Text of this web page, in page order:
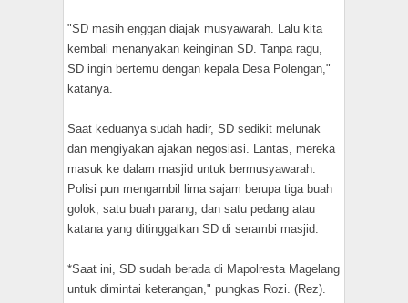
"SD masih enggan diajak musyawarah. Lalu kita
kembali menanyakan keinginan SD. Tanpa ragu,
SD ingin bertemu dengan kepala Desa Polengan,"
katanya.
Saat keduanya sudah hadir, SD sedikit melunak
dan mengiyakan ajakan negosiasi. Lantas, mereka
masuk ke dalam masjid untuk bermusyawarah.
Polisi pun mengambil lima sajam berupa tiga buah
golok, satu buah parang, dan satu pedang atau
katana yang ditinggalkan SD di serambi masjid.
*Saat ini, SD sudah berada di Mapolresta Magelang
untuk dimintai keterangan," pungkas Rozi. (Rez).